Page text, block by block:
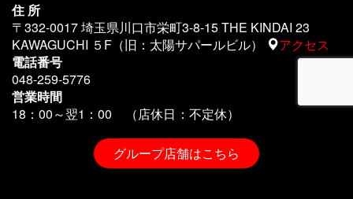
住 所
〒332-0017 埼玉県川口市栄町3-8-15 THE KINDAI 23
KAWAGUCHI ５F（旧：太陽サパールビル）
アクセス
電話番号
048-259-5776
営業時間
18：00～翌1 ：00 （店休日：不定休）
グループ店舗はこちら